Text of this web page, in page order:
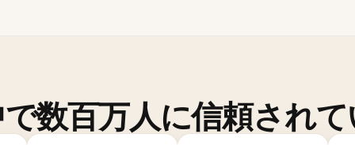
数百万人に信頼され